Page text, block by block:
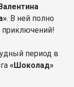
. В ней полно
приключений!
период в
«Шоколад»